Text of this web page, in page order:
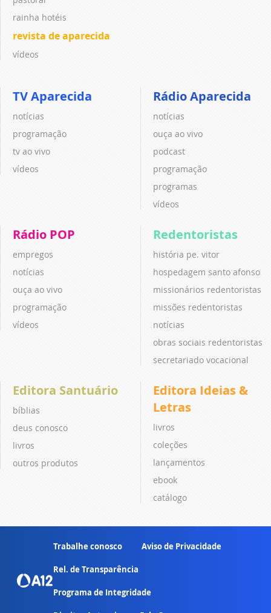
rainha hotéis
revista de aparecida
vídeos
TV Aparecida
notícias
programação
tv ao vivo
vídeos
Rádio Aparecida
notícias
ouça ao vivo
podcast
programação
programas
vídeos
Rádio POP
empregos
notícias
ouça ao vivo
programação
vídeos
Redentoristas
história pe. vitor
hospedagem santo afonso
missionários redentoristas
missões redentoristas
notícias
obras sociais redentoristas
secretariado vocacional
Editora Santuário
bíblias
deus conosco
livros
outros produtos
Editora Ideias &
Letras
livros
coleções
lançamentos
ebook
catálogo
Trabalhe conosco Aviso de Privacidade
Rel. de Transparência
Programa de Integridade